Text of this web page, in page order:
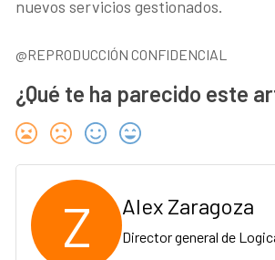
nuevos servicios gestionados.
@REPRODUCCIÓN CONFIDENCIAL
¿Qué te ha parecido este
Z Alex Zaragoza
Director general de